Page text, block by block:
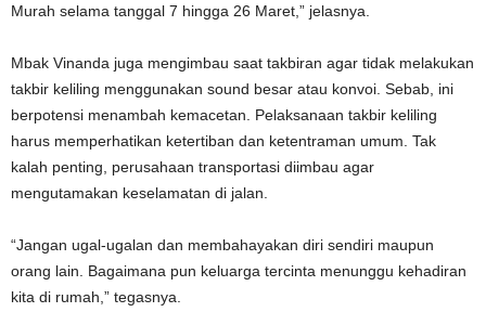
Murah selama tanggal 7 hingga 26 Maret,” jelasnya.
Mbak Vinanda juga mengimbau saat takbiran agar tidak melakukan
takbir keliling menggunakan sound besar atau konvoi. Sebab, ini
berpotensi menambah kemacetan. Pelaksanaan takbir keliling
harus memperhatikan ketertiban dan ketentraman umum. Tak
kalah penting, perusahaan transportasi diimbau agar
mengutamakan keselamatan di jalan.
“Jangan ugal-ugalan dan membahayakan diri sendiri maupun
orang lain. Bagaimana pun keluarga tercinta menunggu kehadiran
kita di rumah,” tegasnya.